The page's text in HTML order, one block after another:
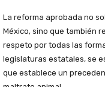
La reforma aprobada no
México, sino que también
respeto por todas las
legislaturas estatales, se
que establece un